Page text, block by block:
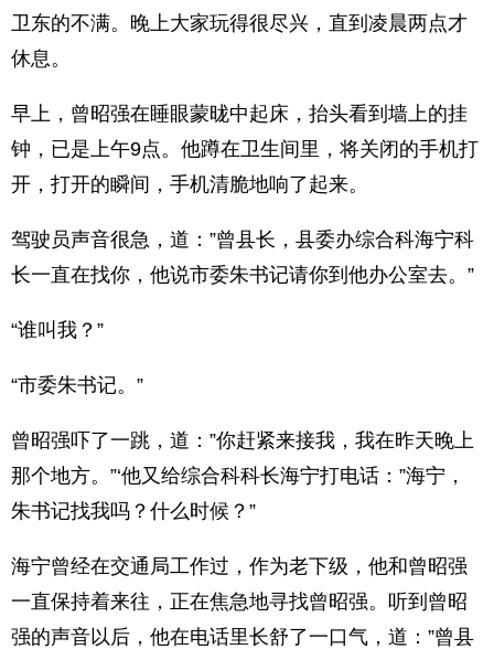
卫东的不满。晚上大家玩得很尽兴，直到凌晨两点才
休息。
早上，曾昭强在睡眼蒙昽中起床，抬头看到墙上的挂
钟，已是上午9点。他蹲在卫生间里，将关闭的手机打
开，打开的瞬间，手机清脆地响了起来。
驾驶员声音很急，道：”曾县长，县委办综合科海宁科
长一直在找你，他说市委朱书记请你到他办公室去。”
“谁叫我？”
“市委朱书记。”
曾昭强吓了一跳，道：”你赶紧来接我，我在昨天晚上
那个地方。”‘他又给综合科科长海宁打电话：”海宁，
朱书记找我吗？什么时候？”
海宁曾经在交通局工作过，作为老下级，他和曾昭强
一直保持着来往，正在焦急地寻找曾昭强。听到曾昭
强的声音以后，他在电话里长舒了一口气，道：”曾县